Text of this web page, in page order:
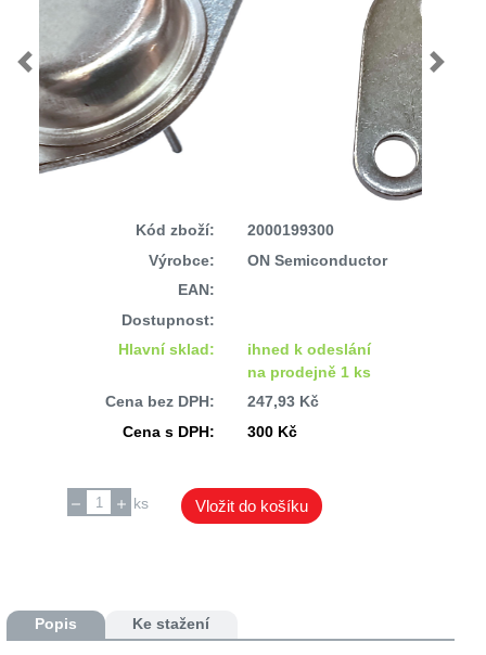
Previous Next
Kód zboží:
2000199300
Výrobce:
ON Semiconductor
EAN:
Dostupnost:
Hlavní sklad:
ihned k odeslání
na prodejně 1 ks
Cena bez DPH:
247,93 Kč
Cena s DPH:
300 Kč
ks Vložit do košíku
Popis Ke stažení